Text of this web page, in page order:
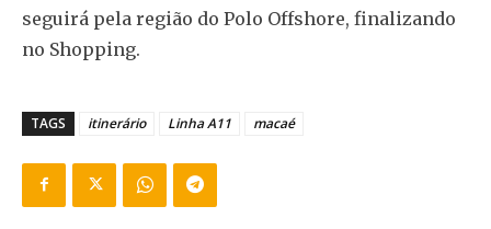
seguirá pela região do Polo Offshore, finalizando
no Shopping.
TAGS itinerário Linha A11 macaé